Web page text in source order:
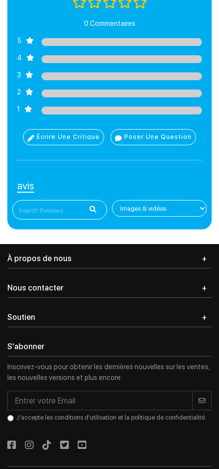
0 Commentaires
5
4
3
2
1
Écrire Une Critique Poser Une Question
avis
À propos de nous
Nous contacter
Soutien
S'abonner
Inscrivez-vous pour obtenir les dernières nouvelles sur les ventes,
les nouvelles versions et plus encore.
J'accepte les conditions d'utilisation et la politique de confidentialité.